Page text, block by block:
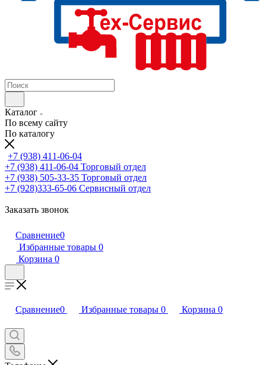
Каталог
По всему сайту
По каталогу
+7 (938) 411-06-04
+7 (938) 411-06-04 Торговый отдел
+7 (938) 505-33-35 Торговый отдел
+7 (928)333-65-06 Сервисный отдел
Заказать звонок
Сравнение0
Избранные товары 0
Корзина 0
Сравнение0 Избранные товары 0 Корзина 0